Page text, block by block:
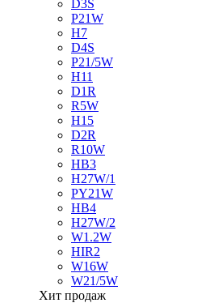
D3S
P21W
H7
D4S
P21/5W
H11
D1R
R5W
H15
D2R
R10W
HB3
H27W/1
PY21W
HB4
H27W/2
W1.2W
HIR2
W16W
W21/5W
Хит продаж